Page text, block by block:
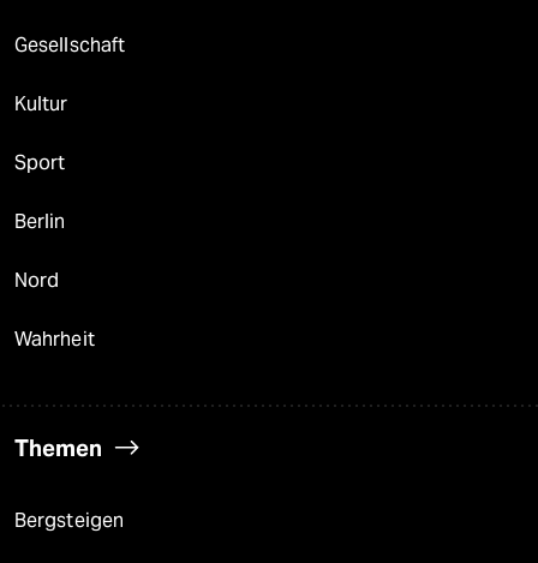
Gesellschaft
Kultur
Sport
Berlin
Nord
Wahrheit
Themen
Bergsteigen